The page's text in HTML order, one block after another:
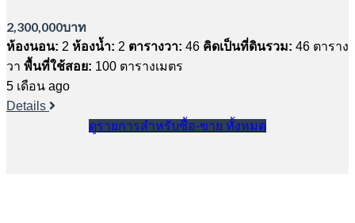
2,300,000บาท
ห้องนอน: 2 ห้องน้ำ: 2 ตารางวา: 46 คิดเป็นที่ดินรวม: 46 ตาราง
วา พื้นที่ใช้สอย: 100 ตารางเมตร
5 เดือน ago
Details
ดูรายการสำหรับซื้อ-ขาย ทั้งหมด